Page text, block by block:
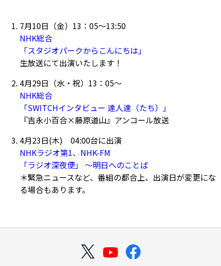
7月10日（金）13：05～13:50
NHK総合
「スタジオパークからこんにちは」
生放送にて出演いたします！
4月29日（水・祝）13：05～
NHK総合
「SWITCHインタビュー 達人達（たち）」
『吉永小百合×藤原道山』アンコール放送
4月23日(木) 04:00台に出演
NHKラジオ第1、NHK-FM
「ラジオ深夜便」 ～明日へのことば
＊緊急ニュースなど、番組の都合上、出演日が変更にな
る場合もあります。